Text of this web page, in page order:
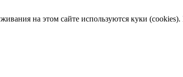
на этом сайте используются куки